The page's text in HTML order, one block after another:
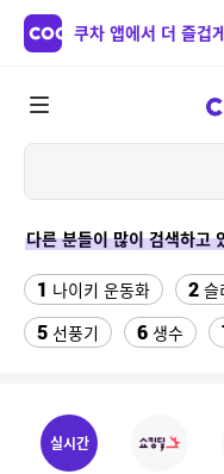
쿠차 앱에서 더 즐겁
다른 분들이 많이 검색하고
1 나이키 운동화 2 슬
5 선풍기 6 생수
12 rnrn 러닝조끼
15 속초 체스터톤스
실시간